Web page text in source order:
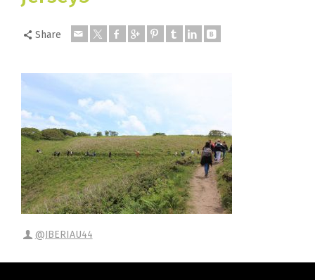
Share
@JBERIAU44